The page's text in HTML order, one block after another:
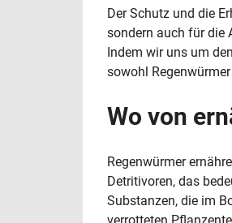
Der Schutz und die
sondern auch für die
Indem wir uns um
sowohl
Wo von
Regenwürmer
Detritivoren, das
Substanzen, die im
verrotteten